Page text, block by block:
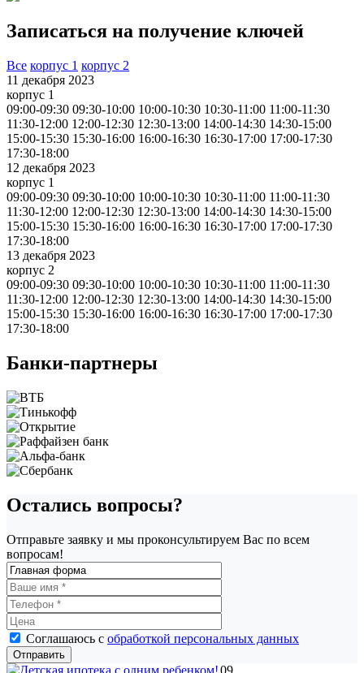
Записаться на получение ключей
Все корпус 1 корпус 2
11 декабря 2023
корпус 1
09:00-09:30 09:30-10:00 10:00-10:30 10:30-11:00 11:00-11:30
11:30-12:00 12:00-12:30 12:30-13:00 14:00-14:30 14:30-15:00
15:00-15:30 15:30-16:00 16:00-16:30 16:30-17:00 17:00-17:30
17:30-18:00
12 декабря 2023
корпус 1
09:00-09:30 09:30-10:00 10:00-10:30 10:30-11:00 11:00-11:30
11:30-12:00 12:00-12:30 12:30-13:00 14:00-14:30 14:30-15:00
15:00-15:30 15:30-16:00 16:00-16:30 16:30-17:00 17:00-17:30
17:30-18:00
13 декабря 2023
корпус 2
09:00-09:30 09:30-10:00 10:00-10:30 10:30-11:00 11:00-11:30
11:30-12:00 12:00-12:30 12:30-13:00 14:00-14:30 14:30-15:00
15:00-15:30 15:30-16:00 16:00-16:30 16:30-17:00 17:00-17:30
17:30-18:00
Банки-партнеры
Остались вопросы?
Отправьте заявку и мы проконсультируем Вас по всем
вопросам!
Соглашаюсь с обработкой персональных данных
09